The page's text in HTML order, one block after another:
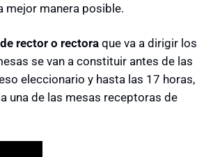
mejor manera posible.
rector o rectora que va a dirigir los
se van a constituir antes de las
eleccionario y hasta las 17 horas,
una de las mesas receptoras de